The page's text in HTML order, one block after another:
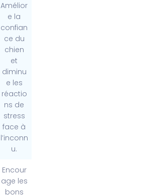
Amélior
e la
confian
ce du
chien
et
diminu
e les
réactio
ns de
stress
face à
l’inconn
u.
Encour
age les
bons